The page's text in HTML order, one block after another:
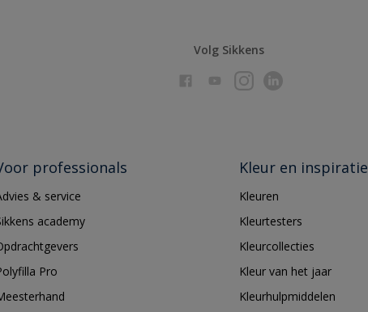
Volg Sikkens
professionals
& service
academy
Pro
Kleur en inspiratie
Kleuren
Kleurtesters
Kleurcollecties
Kleur van het jaar
Kleurhulpmiddelen